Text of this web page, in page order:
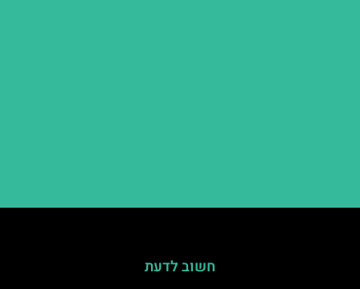
חשוב לדעת